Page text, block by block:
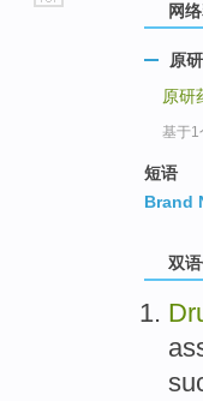
网
原
原研
基于1
短语
Brand
双